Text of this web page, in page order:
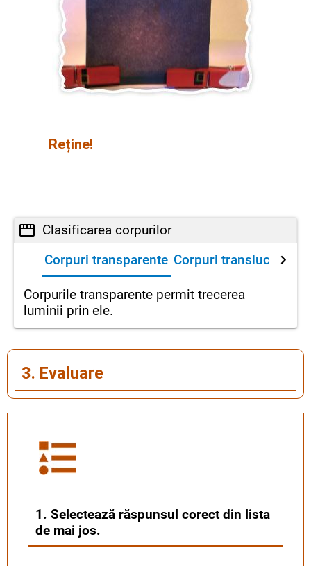
Reține!
Clasificarea corpurilor
Corpuri transparente Corpuri translucide
Corpurile transparente permit trecerea
luminii prin ele.
3. Evaluare
1. Selectează răspunsul corect din lista
de mai jos.